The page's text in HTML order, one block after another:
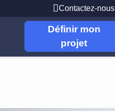
Contactez-nous
Définir mon
projet